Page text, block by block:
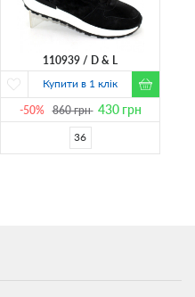
110939
D & L
Купити в 1 клік
-50% 860грн 430грн
36